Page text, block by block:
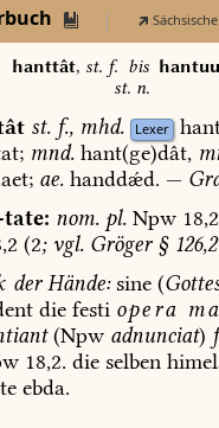
hanttât, st. f.bis
st. n.
st. f., mhd. Lexer
mnd. hant(ge)dât,
ae.handdǽd. —
nom.pl.Npw18,2
(2;vgl.Gröger§126,2
derHände:sine (
diefesti opera
(Npw adnunciat)
18,2. dieselben
ebda.